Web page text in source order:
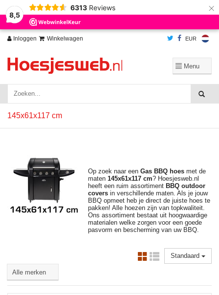
8,5
6313 Reviews ×
Inloggen Winkelwagen EUR
145x61x117 cm
Op zoek naar een Gas BBQ hoes met de
maten 145x61x117 cm? Hoesjesweb.nl
heeft een ruim assortiment BBQ outdoor
covers in verschillende maten. Als je jouw
BBQ opmeet heb je direct de juiste hoes te
pakken! Alle hoezen zijn van topkwaliteit.
Ons assortiment bestaat uit hoogwaardige
materialen welke zorgen voor een goede
pasvorm en bescherming van uw BBQ.
Standaard
Wij slaan cookies op om onze website te verbeteren. Is dat akkoord?
Ja
Nee